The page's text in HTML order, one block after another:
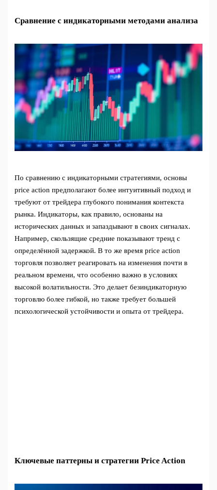
Сравнение с индикаторными методами анализа
По сравнению с индикаторными стратегиями, основы
price action предполагают более интуитивный подход и
требуют от трейдера глубокого понимания контекста
рынка. Индикаторы, как правило, основаны на
исторических данных и запаздывают в своих сигналах.
Например, скользящие средние показывают тренд с
определённой задержкой. В то же время price action
торговля позволяет реагировать на изменения почти в
реальном времени, что особенно важно в условиях
высокой волатильности. Это делает безиндикаторную
торговлю более гибкой, но также требует большей
психологической устойчивости и опыта от трейдера.
Ключевые паттерны и стратегии Price Action